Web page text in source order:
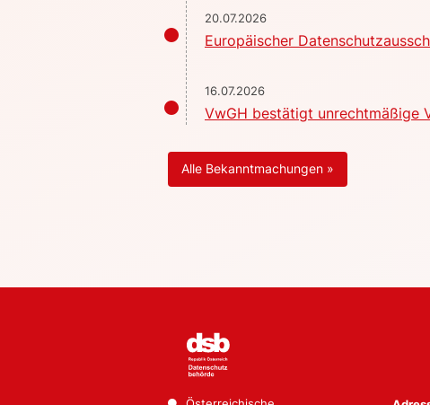
20.07.2026
Europäischer
16.07.2026
VwGH bestätigt unrechtmäßige
Alle Bekanntmachungen »